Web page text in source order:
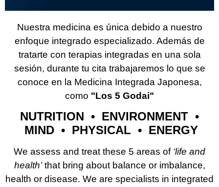
Nuestra medicina es única debido a nuestro
enfoque integrado especializado. Además de
tratarte con terapias integradas en una sola
sesión, durante tu cita trabajaremos lo que se
conoce en la Medicina Integrada Japonesa,
como "Los 5 Godai"
NUTRITION • ENVIRONMENT •
MIND • PHYSICAL • ENERGY
We assess and treat these 5 areas of ‘life and
health’that bring about balance or imbalance,
health or disease. We are specialists in integrated